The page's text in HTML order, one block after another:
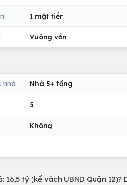
1 mặt tiền
Vuông vắn
nhà Nhà 5+ tầng
5
Không
tỷ (kế vách UBND Quận 12)?